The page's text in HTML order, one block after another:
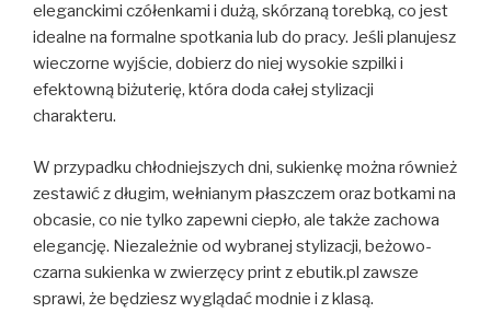
eleganckimi czółenkami i dużą, skórzaną torebką, co jest
idealne na formalne spotkania lub do pracy. Jeśli planujesz
wieczorne wyjście, dobierz do niej wysokie szpilki i
efektowną biżuterię, która doda całej stylizacji
charakteru.
W przypadku chłodniejszych dni, sukienkę można również
zestawić z długim, wełnianym płaszczem oraz botkami na
obcasie, co nie tylko zapewni ciepło, ale także zachowa
elegancję. Niezależnie od wybranej stylizacji, beżowo-
czarna sukienka w zwierzęcy print z ebutik.pl zawsze
sprawi, że będziesz wyglądać modnie i z klasą.